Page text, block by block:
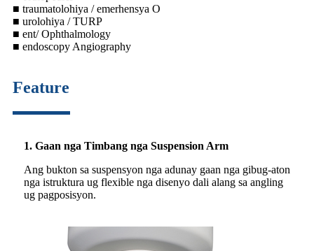
■ traumatolohiya / emerhensya O
■ urolohiya / TURP
■ ent/ Ophthalmology
■ endoscopy Angiography
Feature
1. Gaan nga Timbang nga Suspension Arm
Ang bukton sa suspensyon nga adunay gaan nga gibug-aton
nga istruktura ug flexible nga disenyo dali alang sa angling
ug pagposisyon.